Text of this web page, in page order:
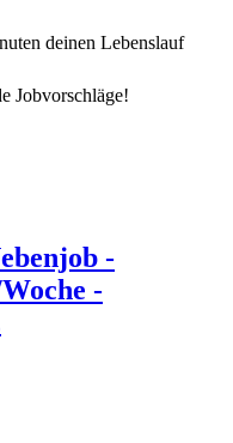
deinen Lebenslauf
Jobvorschläge!
-
-